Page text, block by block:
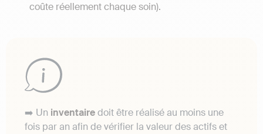
coûte réellement chaque soin).
➡️ Un inventairedoit être réalisé au moins une
fois par an afin de vérifier la valeur des actifs et